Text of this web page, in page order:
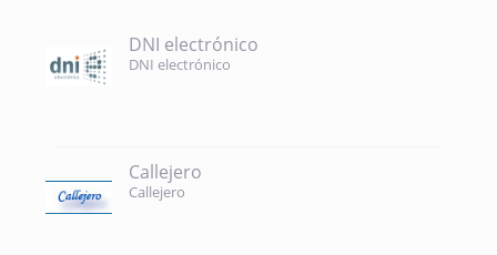
DNI electrónico
DNI electrónico
Callejero
Callejero